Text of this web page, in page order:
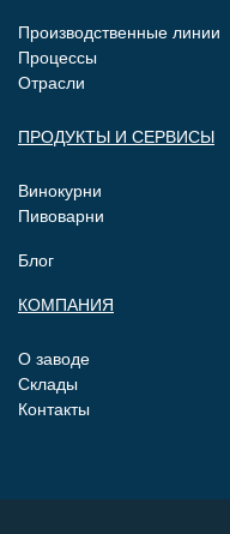
Производственные линии
Процессы
Отрасли
ПРОДУКТЫ И СЕРВИСЫ
Винокурни
Пивоварни
Блог
КОМПАНИЯ
О заводе
Склады
Контакты